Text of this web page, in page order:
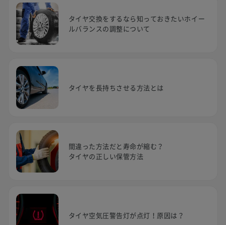
タイヤ交換をするなら知っておきたいホイー
ルバランスの調整について
タイヤを長持ちさせる方法とは
間違った方法だと寿命が縮む？
タイヤの正しい保管方法
タイヤ空気圧警告灯が点灯！原因は？